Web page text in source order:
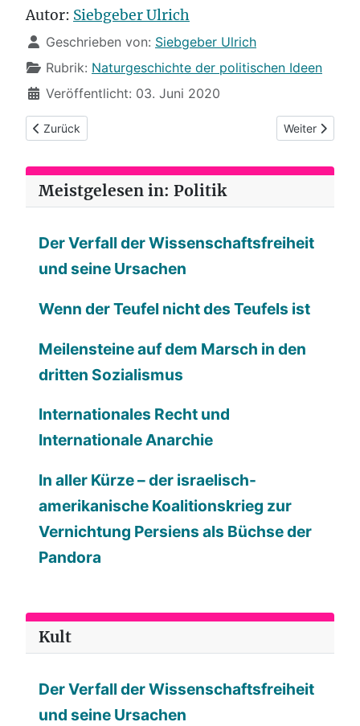
Autor: Siebgeber Ulrich
Details
Geschrieben von: Siebgeber Ulrich
Rubrik: Naturgeschichte der politischen Ideen
Veröffentlicht: 03. Juni 2020
Vorheriger Beitrag: (77) Ein Virus geht viral
Zurück Nächster
Weiter
Meistgelesen in: Politik
Der Verfall der Wissenschaftsfreiheit
und seine Ursachen
Wenn der Teufel nicht des Teufels ist
Meilensteine auf dem Marsch in den
dritten Sozialismus
Internationales Recht und
Internationale Anarchie
In aller Kürze – der israelisch-
amerikanische Koalitionskrieg zur
Vernichtung Persiens als Büchse der
Pandora
Kult
Der Verfall der Wissenschaftsfreiheit
und seine Ursachen